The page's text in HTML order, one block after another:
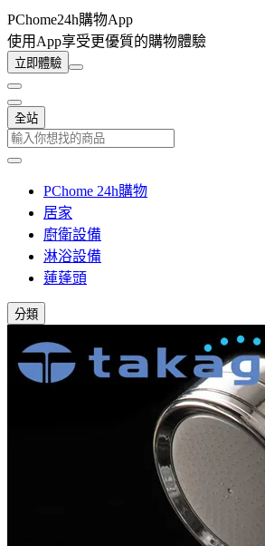
PChome24h購物App
使用App享受更優質的購物體驗
立即體驗
全站
PChome 24h購物
居家
廚衛設備
淋浴設備
蓮蓬頭
分類